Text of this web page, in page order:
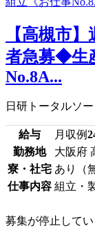
【高槻市
者急募◆生
No.8A...
日研トータルソ
給与 月収例
勤務地
大阪府
寮・社宅 あり（
仕事内容 組立・
募集が停止して